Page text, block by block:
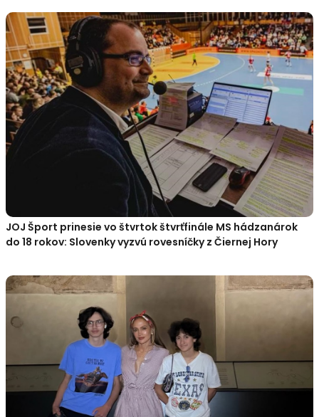
JOJ Šport prinesie vo štvrtok štvrťfinále MS hádzanárok
do 18 rokov: Slovenky vyzvú rovesníčky z Čiernej Hory